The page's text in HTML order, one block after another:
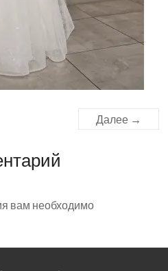
Далее →
вам необходимо